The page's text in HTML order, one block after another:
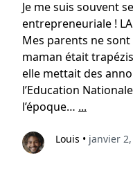
Je me suis souvent
entrepreneuriale !
Mes parents ne
maman était
elle mettait des
l’Education
l’époque… ...
Louis • janvier